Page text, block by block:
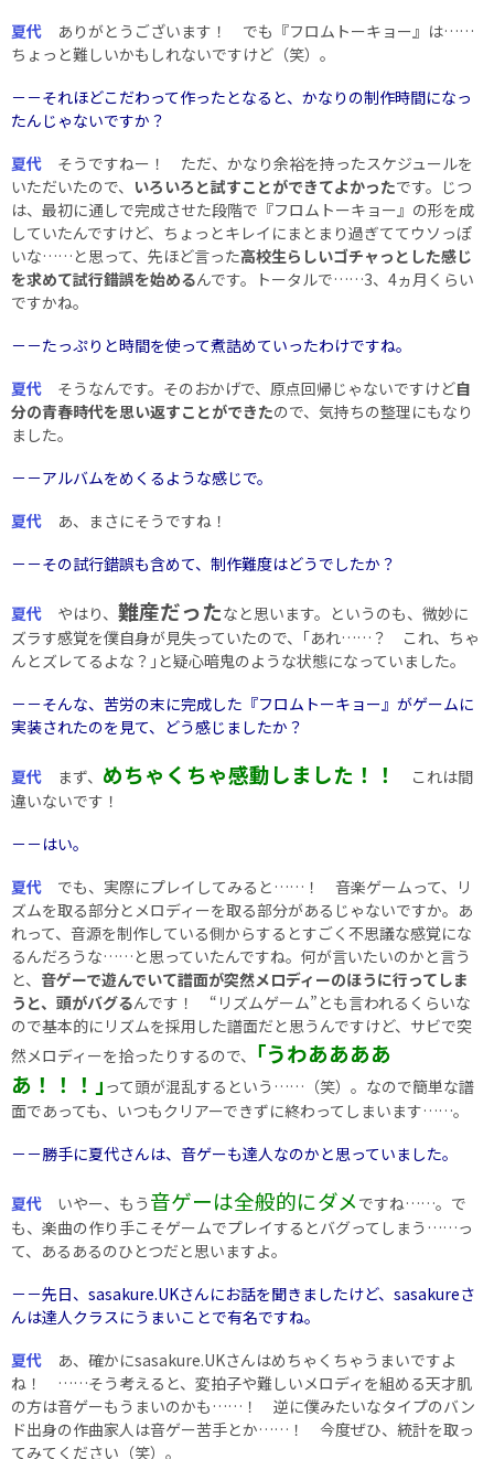
夏代 ありがとうございます！ でも『フロムトーキョー』は……
ちょっと難しいかもしれないですけど（笑）。
－－それほどこだわって作ったとなると、かなりの制作時間になっ
たんじゃないですか？
夏代 そうですねー！ ただ、かなり余裕を持ったスケジュールを
いただいたので、 いろいろと試すことができてよかったです。じつ
は、最初に通しで完成させた段階で『フロムトーキョー』の形を成
していたんですけど、ちょっとキレイにまとまり過ぎててウソっぽ
いな……と思って、先ほど言った高校生らしいゴチャっとした感じ
を求めて試行錯誤を始めるんです。トータルで……3、4ヵ月くらい
ですかね。
－－たっぷりと時間を使って煮詰めていったわけですね。
夏代 そうなんです。そのおかげで、原点回帰じゃないですけど自
分の青春時代を思い返すことができたので、気持ちの整理にもなり
ました。
－－アルバムをめくるような感じで。
夏代 あ、まさにそうですね！
－－その試行錯誤も含めて、制作難度はどうでしたか？
夏代 やはり、 難産だったなと思います。というのも、微妙に
ズラす感覚を僕自身が見失っていたので、｢あれ……？ これ、ちゃ
んとズレてるよな？｣と疑心暗鬼のような状態になっていました。
－－そんな、苦労の末に完成した『フロムトーキョー』がゲームに
実装されたのを見て、どう感じましたか？
夏代 まず、 めちゃくちゃ感動しました！！
これは間
違いないです！
－－はい。
夏代 でも、実際にプレイしてみると……！ 音楽ゲームって、リ
ズムを取る部分とメロディーを取る部分があるじゃないですか。あ
れって、音源を制作している側からするとすごく不思議な感覚にな
るんだろうな……と思っていたんですね。何が言いたいのかと言う
と、 音ゲーで遊んでいて譜面が突然メロディーのほうに行ってしま
うと、頭がバグるんです！ “リズムゲーム”とも言われるくらいな
ので基本的にリズムを採用した譜面だと思うんですけど、サビで突
然メロディーを拾ったりするので、 ｢うわああああ
あ！！！｣ って頭が混乱するという……（笑）。なので簡単な譜
面であっても、いつもクリアーできずに終わってしまいます……。
－－勝手に夏代さんは、音ゲーも達人なのかと思っていました。
夏代 いやー、もう 音ゲーは全般的にダメですね……。で
も、楽曲の作り手こそゲームでプレイするとバグってしまう……っ
て、あるあるのひとつだと思いますよ。
－－先日、sasakure.UKさんにお話を聞きましたけど、sasakureさ
んは達人クラスにうまいことで有名ですね。
夏代 あ、確かにsasakure.UKさんはめちゃくちゃうまいですよ
ね！ ……そう考えると、変拍子や難しいメロディを組める天才肌
の方は音ゲーもうまいのかも……！ 逆に僕みたいなタイプのバン
ド出身の作曲家人は音ゲー苦手とか……！ 今度ぜひ、統計を取っ
てみてください（笑）。